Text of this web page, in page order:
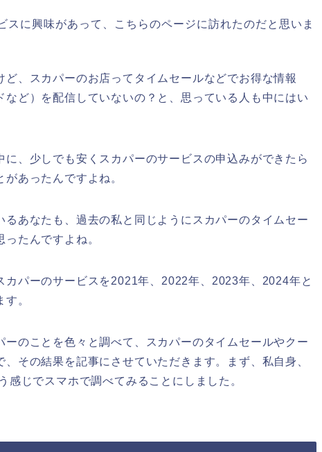
スに興味があって、こちらのページに訪れたのだと思いま
、スカパーのお店ってタイムセールなどでお得な情報
など）を配信していないの？と、思っている人も中にはい
に、少しでも安くスカパーのサービスの申込みができたら
あったんですよね。
るあなたも、過去の私と同じようにスカパーのタイムセー
たんですよね。
カパーのサービスを2021年、2022年、2023年、2024年と
。
ーのことを色々と調べて、スカパーのタイムセールやクー
その結果を記事にさせていただきます。まず、私自身、
感じでスマホで調べてみることにしました。